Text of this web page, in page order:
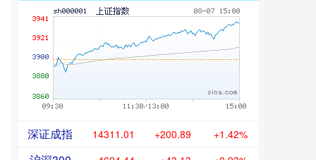
深证成指 14311.01 +200.89 +1.42%